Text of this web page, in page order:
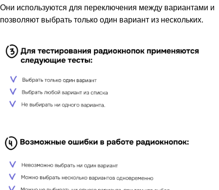
Они используются для переключения между вариантами и
позволяют выбрать только один вариант из нескольких.